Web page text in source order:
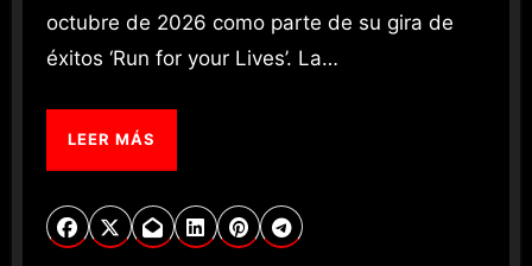
octubre de 2026 como parte de su gira de
éxitos ‘Run for your Lives’. La…
LEER MÁS